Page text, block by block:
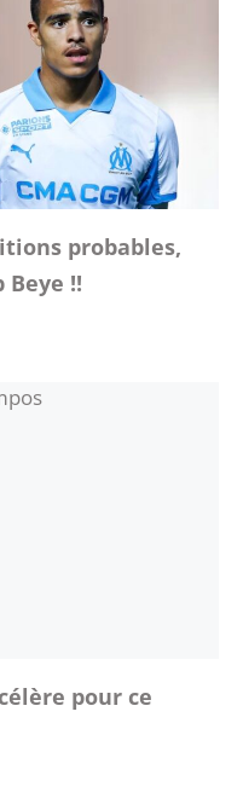
probables,
!!
pour ce